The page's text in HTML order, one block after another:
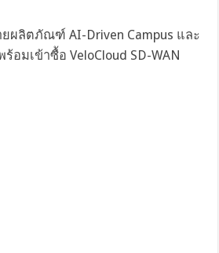
ยผลิตภัณฑ์ AI-Driven Campus และ
อมเข้าซื้อ VeloCloud SD-WAN